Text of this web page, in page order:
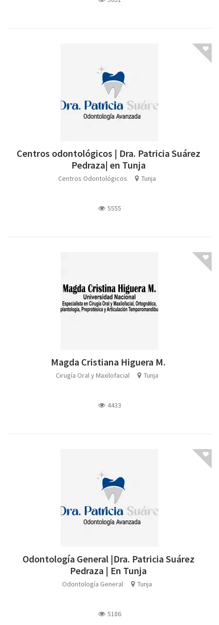
Centros odontológicos | Dra. Patricia Suárez
Pedraza| en Tunja
Centros Odontológicos Tunja
5555
Magda Cristiana Higuera M.
Cirugía Oral y Maxilofacial Tunja
4433
Odontología General |Dra. Patricia Suárez
Pedraza | En Tunja
Odontología General Tunja
5186